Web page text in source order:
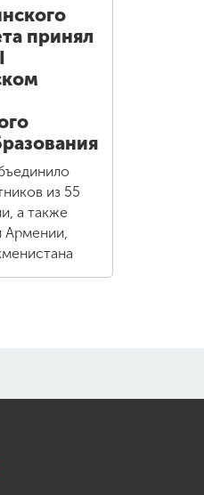
принял
из 55
а также
Армении,